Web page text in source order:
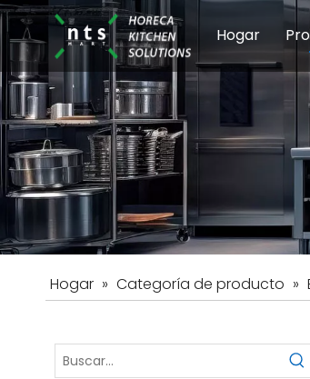
Hogar
Hogar » Categoría de producto »